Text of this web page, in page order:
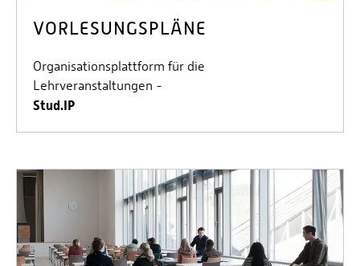
VORLESUNGSPLÄNE
Organisationsplattform für die
Lehrveranstaltungen -
Stud.IP